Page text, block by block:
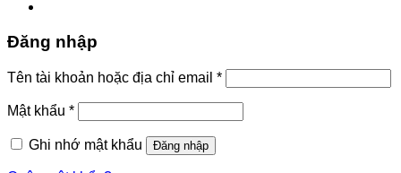
Đăng nhập
Tên tài khoản hoặc địa chỉ email *
Mật khẩu *
Ghi nhớ mật khẩu Đăng nhập